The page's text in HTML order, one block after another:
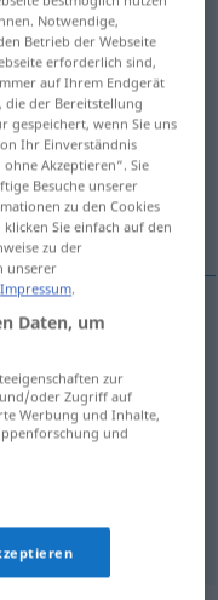
antippen)
<-
Notwendige,
Betrieb der Webseite
erforderlich sind,
auf Ihrem Endgerät
die der Bereitstellung
gespeichert, wenn Sie uns
Ihr Einverständnis
Akzeptieren“. Sie
Besuche unserer
zu den Cookies
Sie einfach auf den
zu der
unserer
Impressum.
Daten, um
zur
oder Zugriff auf
Werbung und Inhalte,
und